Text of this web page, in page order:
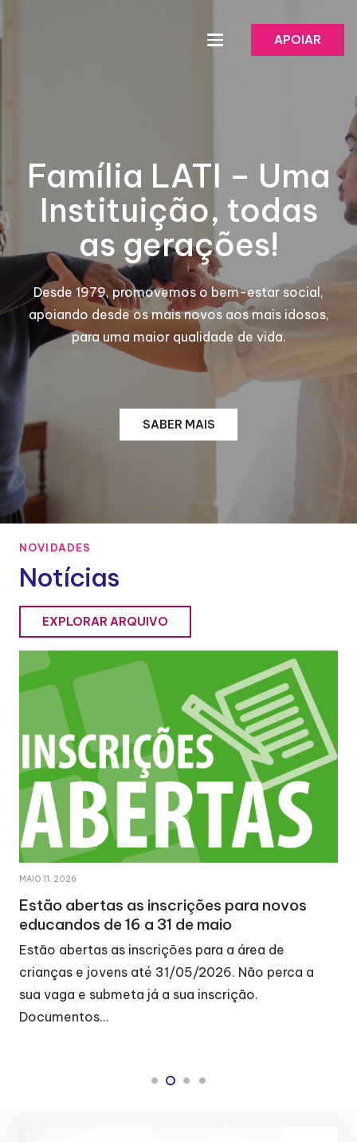
APOIAR
Família LATI – Uma
Instituição, todas
as gerações!
Desde 1979, promovemos o bem-estar social,
apoiando desde os mais novos aos mais idosos,
para uma maior qualidade de vida.
SABER MAIS
NOVIDADES
Notícias
EXPLORAR ARQUIVO
MAIO 11, 2026
Estão abertas as inscrições para novos
educandos de 16 a 31 de maio
Estão abertas as inscrições para a área de
crianças e jovens até 31/05/2026. Não perca a
sua vaga e submeta já a sua inscrição.
Documentos…